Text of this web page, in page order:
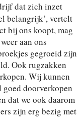
dat zich inzet
belangrijk’, vertelt
bij ons koopt, mag
aan ons
gegroeid zijn
Ook rugzakken
Wij kunnen
goed doorverkopen
dat we ook daarom
zijn erg bezig met